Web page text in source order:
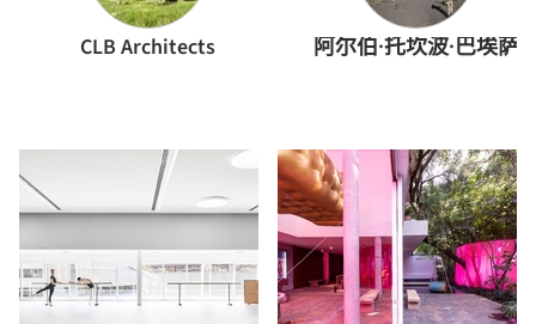
CLB Architects 阿尔伯·托坎波·巴埃萨